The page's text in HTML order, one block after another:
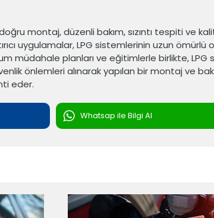
montaj, düzenli bakım, sızıntı tespiti ve
uygulamalar, LPG sistemlerinin uzun ömürlü
müdahale planları ve eğitimlerle birlikte,
önlemleri alınarak yapılan bir montaj ve
eder.
Whatsap ile Bilgi Al